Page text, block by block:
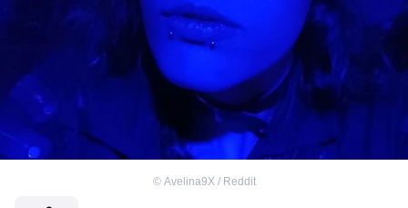
© Avelina9X / Reddit